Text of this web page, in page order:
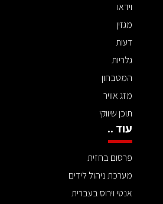
וידאו
מגזין
דעות
גלריות
המטבחון
מזג אוויר
תוכן שיווקי
עוד ..
פרסום בחזית
מערכת ניהול לידים
אנטי וירוס בעברית